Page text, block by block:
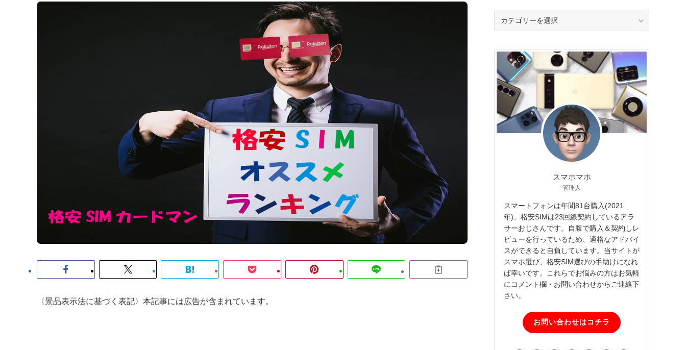
〈景品表示法に基づく表記〉本記事には広告が含まれています。
リ
スマホマホ
管理人
スマートフォンは年間81台購入(2021
年)、格安SIMは23回線契約しているアラ
サーおじさんです。自腹で購入＆契約しレ
ビューを行っているため、適格なアドバイ
スができると自負しています。当サイトが
スマホ選び、格安SIM選びの手助けになれ
ば幸いです。これらでお悩みの方はお気軽
にコメント欄・お問い合わせからご連絡下
さい。
お問い合わせはコチラ